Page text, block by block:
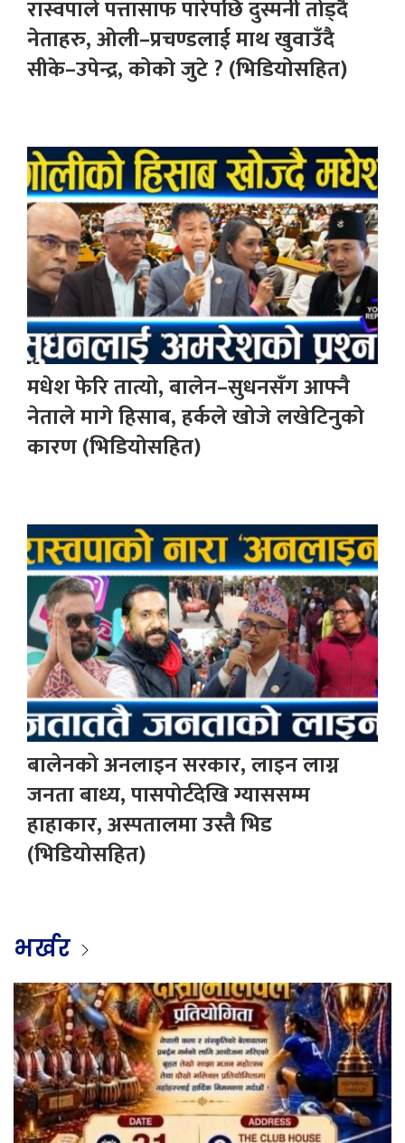
रास्वपाले पत्तासाफ पारेपछि दुस्मनी तोड्दै
नेताहरु, ओली–प्रचण्डलाई माथ खुवाउँदै
सीके–उपेन्द्र, कोको जुटे ? (भिडियोसहित)
मधेश फेरि तात्यो, बालेन–सुधनसँग आफ्नै
नेताले मागे हिसाब, हर्कले खोजे लखेटिनुको
कारण (भिडियोसहित)
बालेनको अनलाइन सरकार, लाइन लाग्न
जनता बाध्य, पासपोर्टदेखि ग्याससम्म
हाहाकार, अस्पतालमा उस्तै भिड
(भिडियोसहित)
भर्खर